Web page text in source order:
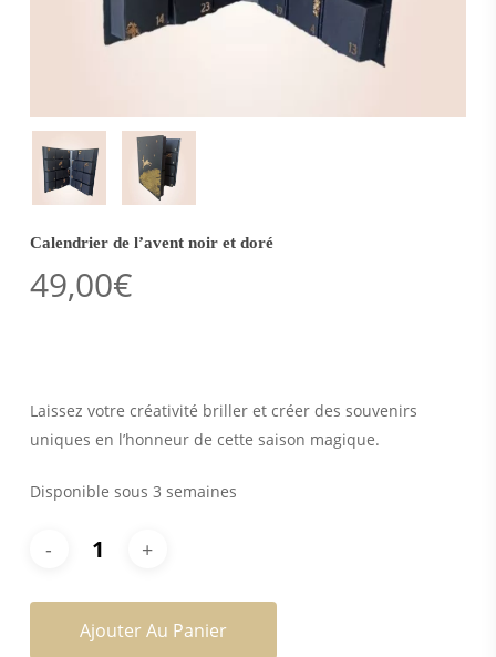
Calendrier de l’avent noir et doré
49,00€
Laissez votre créativité briller et créer des souvenirs
uniques en l’honneur de cette saison magique.
Disponible sous 3 semaines
Ajouter Au Panier